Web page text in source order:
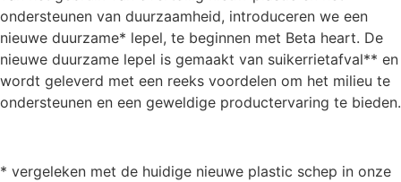
ondersteunen van duurzaamheid, introduceren we een
nieuwe duurzame* lepel, te beginnen met Beta heart. De
nieuwe duurzame lepel is gemaakt van suikerrietafval** en
wordt geleverd met een reeks voordelen om het milieu te
ondersteunen en een geweldige productervaring te bieden.
* vergeleken met de huidige nieuwe plastic schep in onze